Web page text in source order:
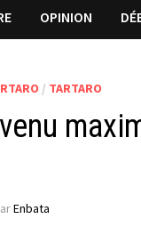
OPINION
/ TARTARO
Enbata